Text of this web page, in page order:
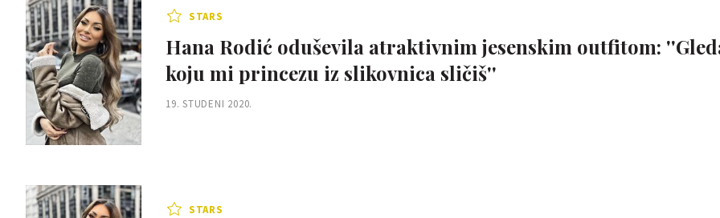
STARS
Hana Rodić oduševila atraktivnim jesenskim outfitom:
koju mi princezu iz slikovnica sličiš''
19. STUDENI 2020.
STARS